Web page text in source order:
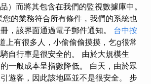
）而將其包含在我們的監視數據庫中。
您的業務符合所有條件，我們的系統也
，該界面通過電子郵件通知。 台中按
上有很多人，小偷偷偷摸摸，乞g很常
自行車是很安全的。 由於大規模生
一般成本呈指數降低。 白天，由於眾
遊客，因此該地區並不是很安全。 步